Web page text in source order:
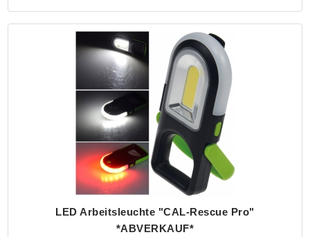
LED Arbeitsleuchte "CAL-Rescue Pro"
*ABVERKAUF*